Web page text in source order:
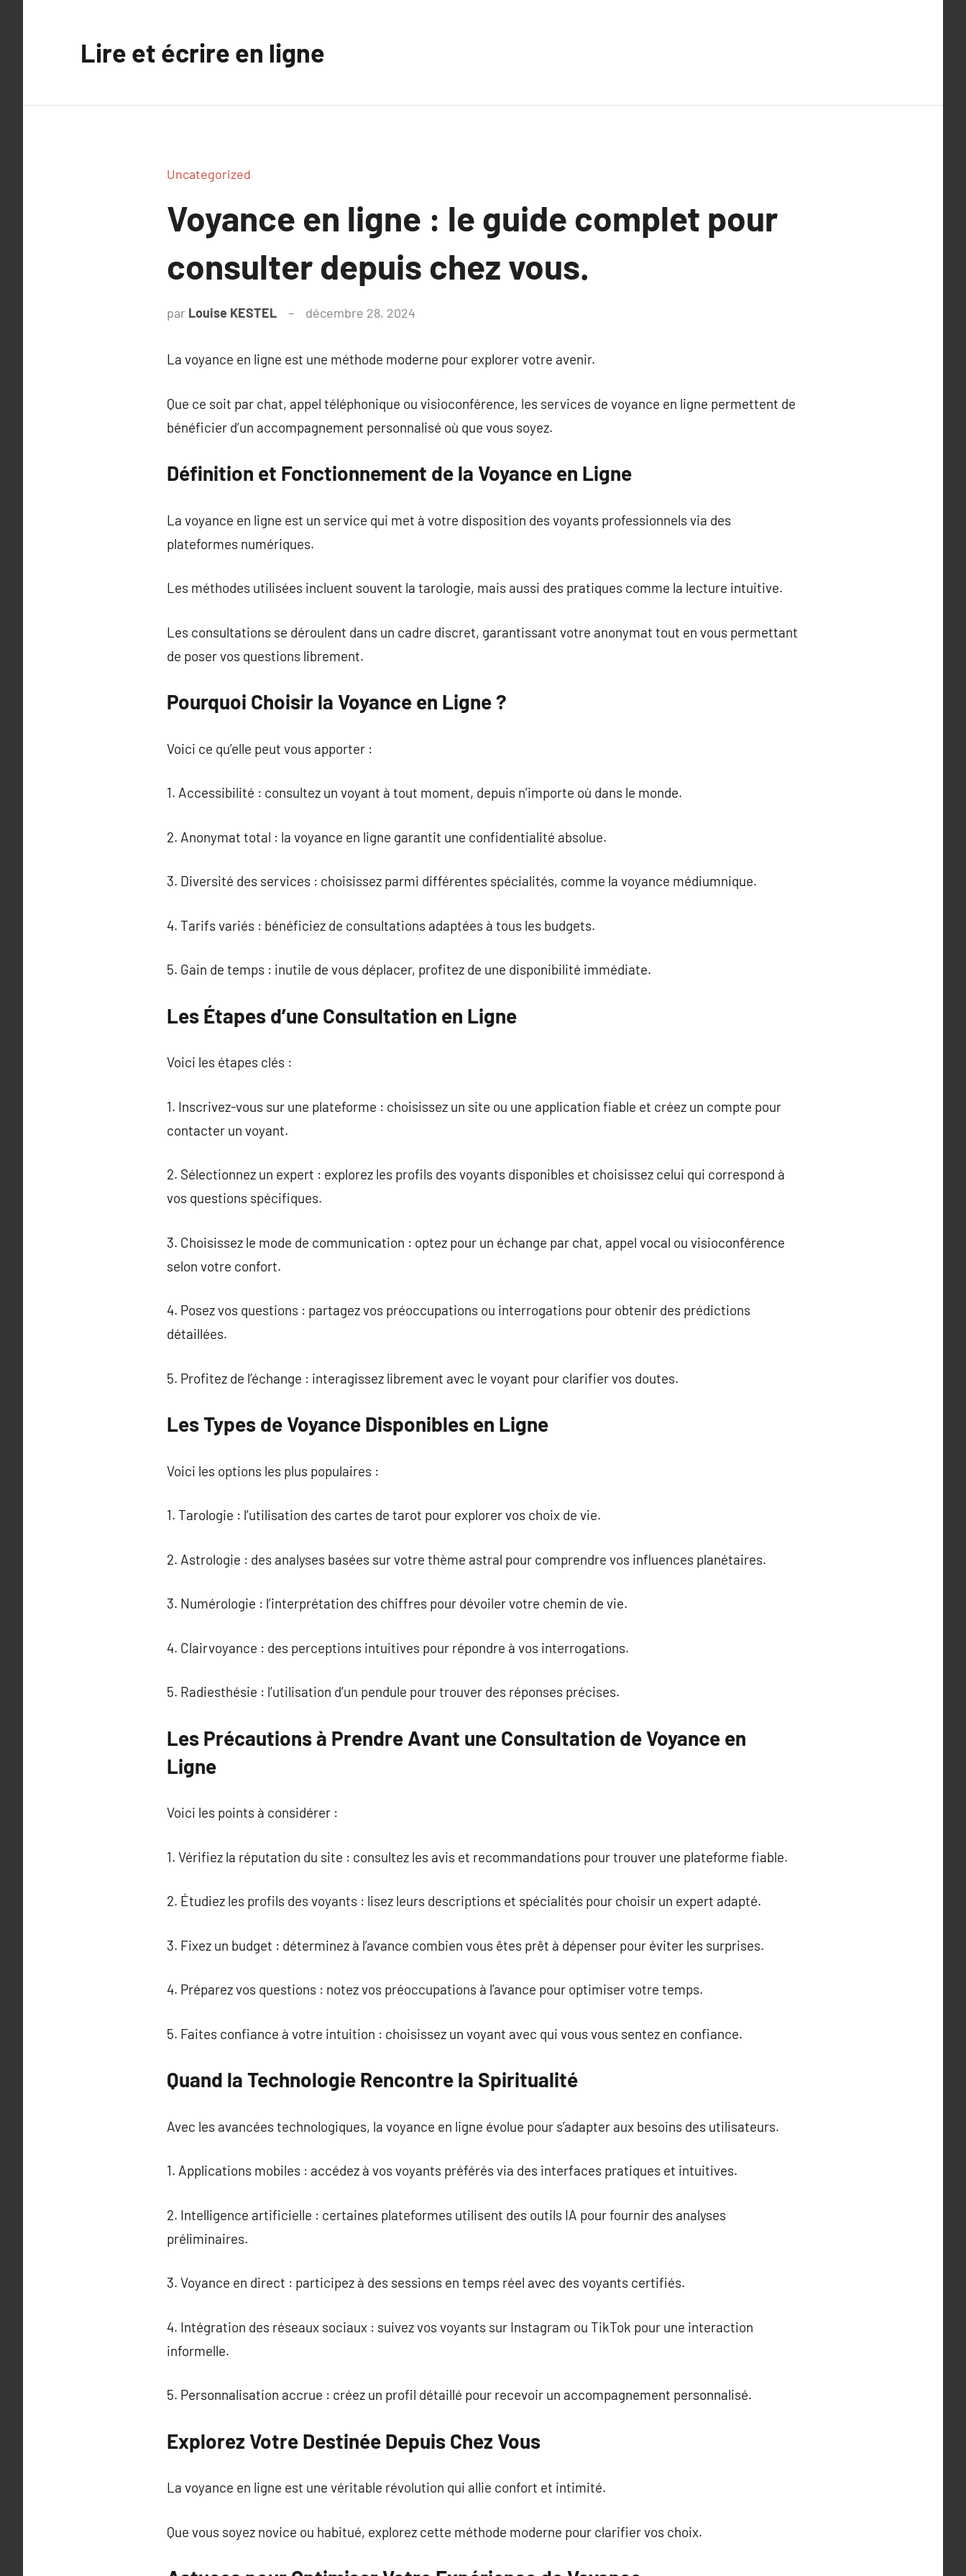
Lire et écrire en ligne
Uncategorized
Voyance en ligne : le guide complet pour
consulter depuis chez vous.
par Louise KESTEL décembre 28, 2024
La voyance en ligne est une méthode moderne pour explorer votre avenir.
Que ce soit par chat, appel téléphonique ou visioconférence, les services de voyance en ligne permettent de
bénéficier d’un accompagnement personnalisé où que vous soyez.
Définition et Fonctionnement de la Voyance en Ligne
La voyance en ligne est un service qui met à votre disposition des voyants professionnels via des
plateformes numériques.
Les méthodes utilisées incluent souvent la tarologie, mais aussi des pratiques comme la lecture intuitive.
Les consultations se déroulent dans un cadre discret, garantissant votre anonymat tout en vous permettant
de poser vos questions librement.
Pourquoi Choisir la Voyance en Ligne ?
Voici ce qu’elle peut vous apporter :
1. Accessibilité : consultez un voyant à tout moment, depuis n’importe où dans le monde.
2. Anonymat total : la voyance en ligne garantit une confidentialité absolue.
3. Diversité des services : choisissez parmi différentes spécialités, comme la voyance médiumnique.
4. Tarifs variés : bénéficiez de consultations adaptées à tous les budgets.
5. Gain de temps : inutile de vous déplacer, profitez de une disponibilité immédiate.
Les Étapes d’une Consultation en Ligne
Voici les étapes clés :
1. Inscrivez-vous sur une plateforme : choisissez un site ou une application fiable et créez un compte pour
contacter un voyant.
2. Sélectionnez un expert : explorez les profils des voyants disponibles et choisissez celui qui correspond à
vos questions spécifiques.
3. Choisissez le mode de communication : optez pour un échange par chat, appel vocal ou visioconférence
selon votre confort.
4. Posez vos questions : partagez vos préoccupations ou interrogations pour obtenir des prédictions
détaillées.
5. Profitez de l’échange : interagissez librement avec le voyant pour clarifier vos doutes.
Les Types de Voyance Disponibles en Ligne
Voici les options les plus populaires :
1. Tarologie : l’utilisation des cartes de tarot pour explorer vos choix de vie.
2. Astrologie : des analyses basées sur votre thème astral pour comprendre vos influences planétaires.
3. Numérologie : l’interprétation des chiffres pour dévoiler votre chemin de vie.
4. Clairvoyance : des perceptions intuitives pour répondre à vos interrogations.
5. Radiesthésie : l’utilisation d’un pendule pour trouver des réponses précises.
Les Précautions à Prendre Avant une Consultation de Voyance en
Ligne
Voici les points à considérer :
1. Vérifiez la réputation du site : consultez les avis et recommandations pour trouver une plateforme fiable.
2. Étudiez les profils des voyants : lisez leurs descriptions et spécialités pour choisir un expert adapté.
3. Fixez un budget : déterminez à l’avance combien vous êtes prêt à dépenser pour éviter les surprises.
4. Préparez vos questions : notez vos préoccupations à l’avance pour optimiser votre temps.
5. Faites confiance à votre intuition : choisissez un voyant avec qui vous vous sentez en confiance.
Quand la Technologie Rencontre la Spiritualité
Avec les avancées technologiques, la voyance en ligne évolue pour s’adapter aux besoins des utilisateurs.
1. Applications mobiles : accédez à vos voyants préférés via des interfaces pratiques et intuitives.
2. Intelligence artificielle : certaines plateformes utilisent des outils IA pour fournir des analyses
préliminaires.
3. Voyance en direct : participez à des sessions en temps réel avec des voyants certifiés.
4. Intégration des réseaux sociaux : suivez vos voyants sur Instagram ou TikTok pour une interaction
informelle.
5. Personnalisation accrue : créez un profil détaillé pour recevoir un accompagnement personnalisé.
Explorez Votre Destinée Depuis Chez Vous
La voyance en ligne est une véritable révolution qui allie confort et intimité.
Que vous soyez novice ou habitué, explorez cette méthode moderne pour clarifier vos choix.